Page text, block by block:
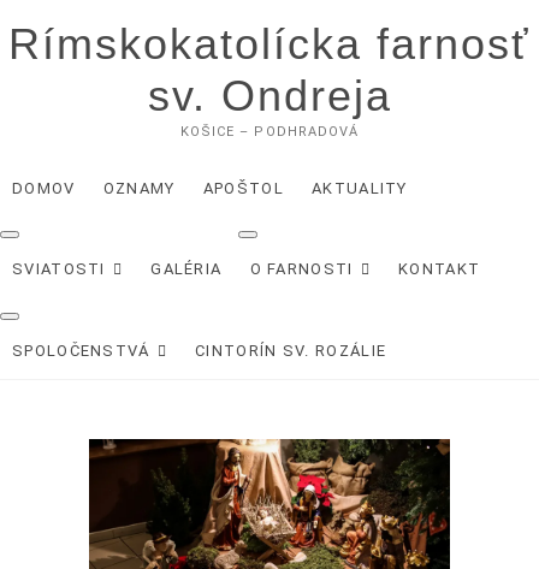
to
content
Rímskokatolícka farnosť
sv. Ondreja
KOŠICE – PODHRADOVÁ
DOMOV OZNAMY APOŠTOL AKTUALITY
SVIATOSTI GALÉRIA O FARNOSTI KONTAKT
SPOLOČENSTVÁ CINTORÍN SV. ROZÁLIE